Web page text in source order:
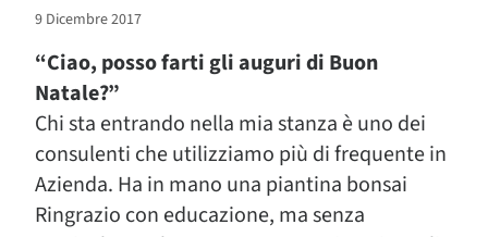
9 Dicembre 2017
“Ciao, posso farti gli auguri di Buon
Natale?”
Chi sta entrando nella mia stanza è uno dei
consulenti che utilizziamo più di frequente in
Azienda. Ha in mano una piantina bonsai
Ringrazio con educazione, ma senza